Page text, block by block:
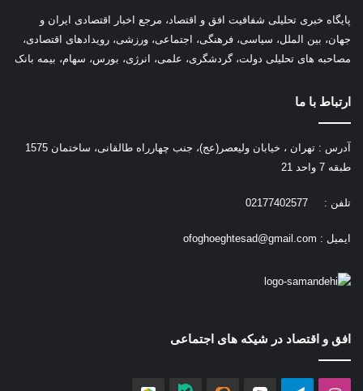
پایگاه خبری تحلیلی شفافیت افق و اقتصاد، مرجع اخبار اقتصادی ایران و
جهان، بین الملل، سیاسی، فرهنگی، اجتماعی، ورزشی، رویدادهای اقتصادی،
مصاحبه های تحلیلی دولت، گردشگری، علمی، انرژی، بورس، سهام، بیمه بانک
ارتباط با ما
آدرس : تهران ، خیابان ولیعصر(عج)، جنب چهارراه طالقانی، ساختمان 1575
طبقه 7 واحد 21
تلفن : 02177402577
ایمیل : ofoghoeghtesad@gmail.com
افق و اقتصاد در شیکه های اجتماعی